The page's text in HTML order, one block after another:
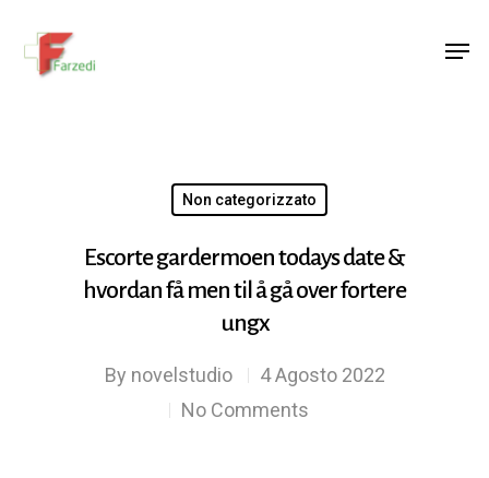
Non categorizzato
Escorte gardermoen todays date &
hvordan få men til å gå over fortere
ungx
By novelstudio
4 Agosto 2022
No Comments